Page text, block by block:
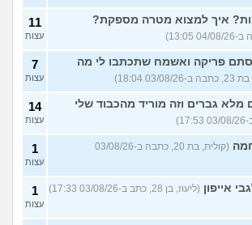
איך למצוא מטרה מספקת? 11
עצות
פריקה ואשמח שתכתבו לי מה
26 18:04)
7
עצות
מלא גברים וזה מוריד מהכבוד שלי 14
עצות
(קולית, בת 20, כתבה ב-03/08/26
1
עצות
אייפון (ליעוז, בן 28, כתב ב-03/08/26 17:33) 1
עצות